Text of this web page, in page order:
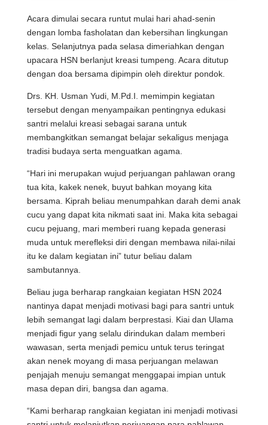
Acara dimulai secara runtut mulai hari ahad-senin
dengan lomba fasholatan dan kebersihan lingkungan
kelas. Selanjutnya pada selasa dimeriahkan dengan
upacara HSN berlanjut kreasi tumpeng. Acara ditutup
dengan doa bersama dipimpin oleh direktur pondok.
Drs. KH. Usman Yudi, M.Pd.I. memimpin kegiatan
tersebut dengan menyampaikan pentingnya edukasi
santri melalui kreasi sebagai sarana untuk
membangkitkan semangat belajar sekaligus menjaga
tradisi budaya serta menguatkan agama.
“Hari ini merupakan wujud perjuangan pahlawan orang
tua kita, kakek nenek, buyut bahkan moyang kita
bersama. Kiprah beliau menumpahkan darah demi anak
cucu yang dapat kita nikmati saat ini. Maka kita sebagai
cucu pejuang, mari memberi ruang kepada generasi
muda untuk merefleksi diri dengan membawa nilai-nilai
itu ke dalam kegiatan ini” tutur beliau dalam
sambutannya.
Beliau juga berharap rangkaian kegiatan HSN 2024
nantinya dapat menjadi motivasi bagi para santri untuk
lebih semangat lagi dalam berprestasi. Kiai dan Ulama
menjadi figur yang selalu dirindukan dalam memberi
wawasan, serta menjadi pemicu untuk terus teringat
akan nenek moyang di masa perjuangan melawan
penjajah menuju semangat menggapai impian untuk
masa depan diri, bangsa dan agama.
“Kami berharap rangkaian kegiatan ini menjadi motivasi